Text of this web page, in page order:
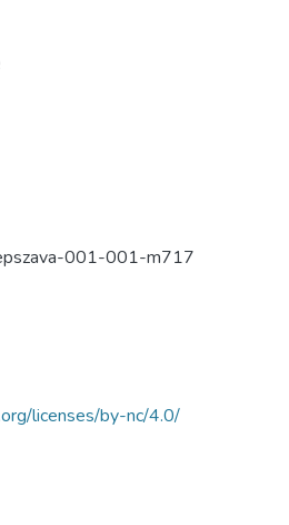
001-001-m717
licenses/by-nc/4.0/